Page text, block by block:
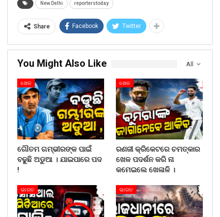
New Delhi reporterstoday
Share Facebook Twitter
All
You Might Also Like
ଖେଳ
ଗୌତମ ଗମ୍ଭୀରଙ୍କ ପାଇଁ
ବଢୁଛି ଅଡୁଆ । ଯାଇପାରେ ପଦ
!
ଖେଳ
ରଣଜୀ କ୍ରିକେଟରେ ଚମତ୍କାର
ଖେଳ ପଦର୍ଶନ କରି ନା
କମେଇଲେ ଖେଳାଳି ।
ଭାରତ ଭାରତ